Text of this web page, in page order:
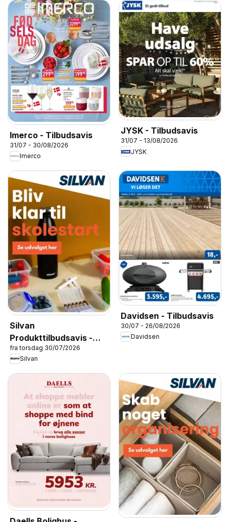
Imerco - Tilbudsavis
31/07 - 30/08/2026
Imerco
JYSK - Tilbudsavis
31/07 - 13/08/2026
JYSK
Silvan
Produkttilbudsavis -
Skolestart
fra torsdag 30/07/2026
Silvan
Davidsen - Tilbudsavis
30/07 - 26/08/2026
Davidsen